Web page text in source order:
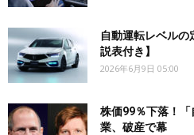
自動運転レベルの
説表付き】
2026年6月9日 05:00
株価99％下落！
業、破産で幕